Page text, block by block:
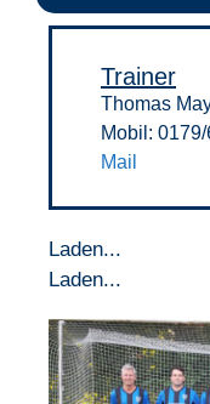
Trainer
Thomas
Mobil:
Mail
Laden...
Laden...